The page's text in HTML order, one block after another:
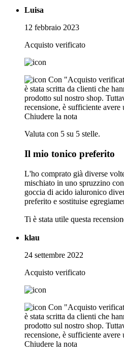
Luisa
12 febbraio 2023
Acquisto verificato
Con "Acquisto
è stata scritta da clienti che
prodotto sul nostro shop.
recensione, è sufficiente
Chiudere la nota
Valuta con 5 su 5 stelle.
Il mio tonico preferito
L'ho comprato già diverse
mischiato in uno spruzzino
goccia di acido ialuronico
preferito e sostituise
Ti è stata utile questa
klau
24 settembre 2022
Acquisto verificato
Con "Acquisto
è stata scritta da clienti che
prodotto sul nostro shop.
recensione, è sufficiente
Chiudere la nota